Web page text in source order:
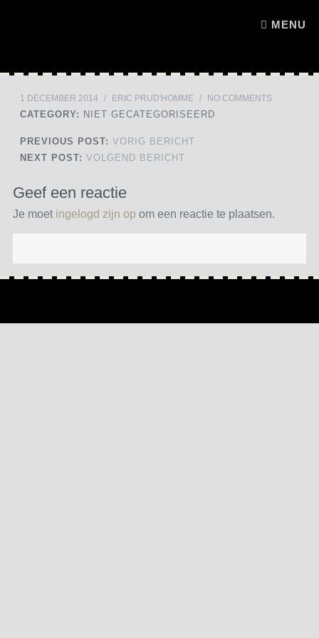
MENU
1 DECEMBER 2014 / ERIC PRUD'HOMME / NO COMMENTS
CATEGORY: NIET GECATEGORISEERD
PREVIOUS POST: VORIG BERICHT
NEXT POST: VOLGEND BERICHT
Geef een reactie
Je moet ingelogd zijn op om een reactie te plaatsen.